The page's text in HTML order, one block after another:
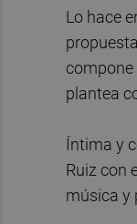
Lo hace
plantea
Íntima y
Ruiz con
música y